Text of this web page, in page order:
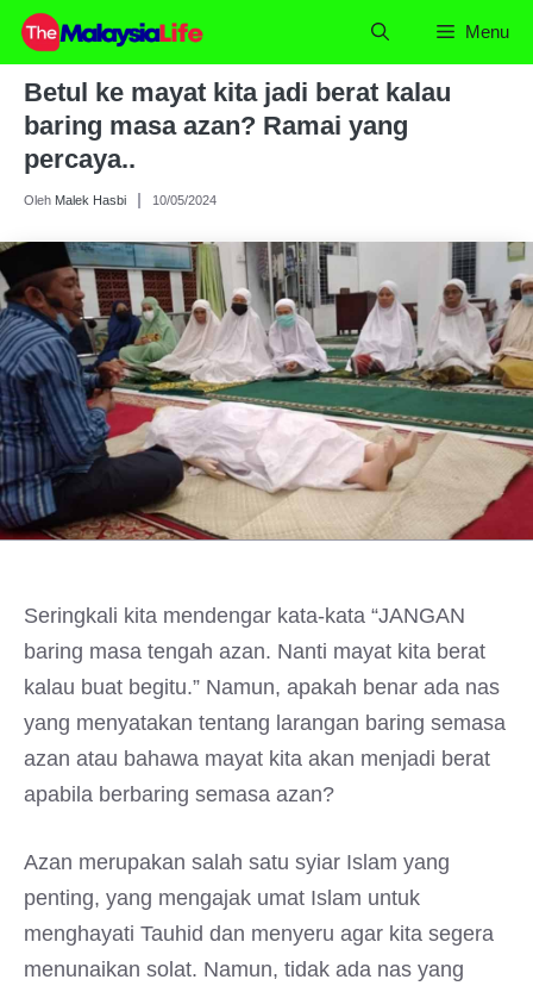
Skip
content
Menu
Betul ke mayat kita jadi berat kalau
baring masa azan? Ramai yang
percaya..
Oleh Malek Hasbi 10/05/2024
Seringkali kita mendengar kata-kata “JANGAN
baring masa tengah azan. Nanti mayat kita berat
kalau buat begitu.” Namun, apakah benar ada nas
yang menyatakan tentang larangan baring semasa
azan atau bahawa mayat kita akan menjadi berat
apabila berbaring semasa azan?
Azan merupakan salah satu syiar Islam yang
penting, yang mengajak umat Islam untuk
menghayati Tauhid dan menyeru agar kita segera
menunaikan solat. Namun, tidak ada nas yang